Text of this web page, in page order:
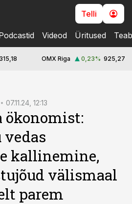
Telli
Videod Üritused
315,18 OMX Riga 0,23% 925,27
07.11.24, 12:13
ökonomist:
kallinemine,
välismaal
parem